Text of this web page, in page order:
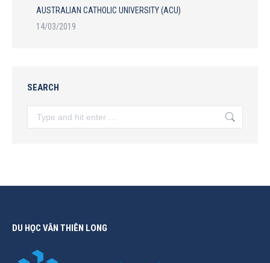
AUSTRALIAN CATHOLIC UNIVERSITY (ACU)
14/03/2019
SEARCH
Search:
DU HỌC VÂN THIÊN LONG